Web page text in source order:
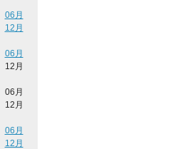
06月
12月
06月
12月
06月
12月
06月
12月